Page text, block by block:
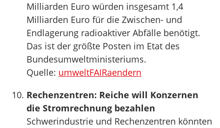
Milliarden Euro würden insgesamt 1,4
Milliarden Euro für die Zwischen- und
Endlagerung radioaktiver Abfälle benötigt.
Das ist der größte Posten im Etat des
Bundesumweltministeriums.
Quelle: umweltFAIRaendern
Rechenzentren: Reiche will Konzernen
die Stromrechnung bezahlen
Schwerindustrie und Rechenzentren könnten